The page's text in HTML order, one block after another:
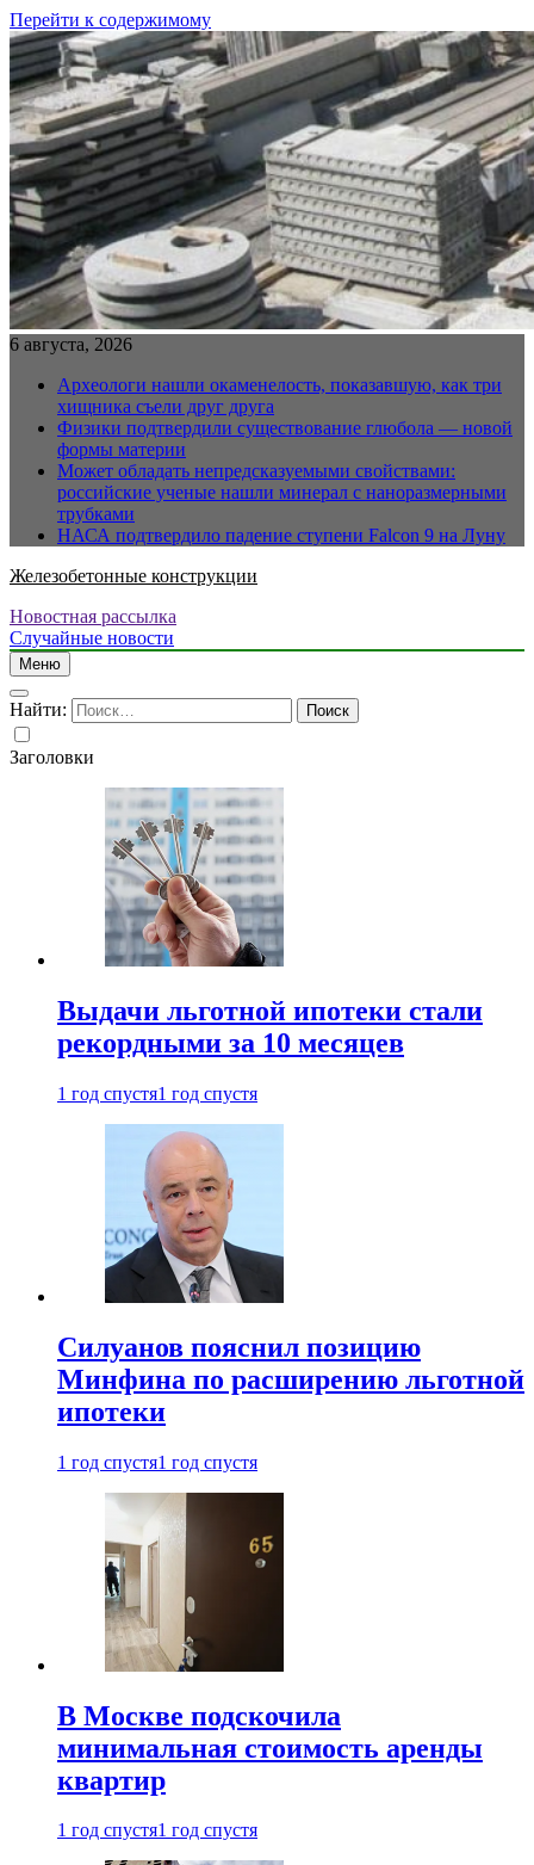
Перейти к содержимому
6 августа, 2026
Археологи нашли окаменелость, показавшую, как три
хищника съели друг друга
Физики подтвердили существование глюбола — новой
формы материи
Может обладать непредсказуемыми свойствами:
российские ученые нашли минерал с наноразмерными
трубками
НАСА подтвердило падение ступени Falcon 9 на Луну
Железобетонные конструкции
Новостная рассылка
Случайные новости
Меню
Найти:
Заголовки
Выдачи льготной ипотеки стали
рекордными за 10 месяцев
1 год спустя1 год спустя
Силуанов пояснил позицию
Минфина по расширению льготной
ипотеки
1 год спустя1 год спустя
В Москве подскочила
минимальная стоимость аренды
квартир
1 год спустя1 год спустя